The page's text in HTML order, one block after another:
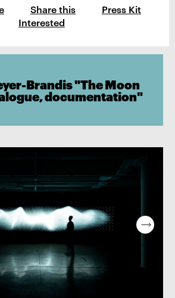
Share this
Press Kit
Interested
Brandis "The Moon
documentation"